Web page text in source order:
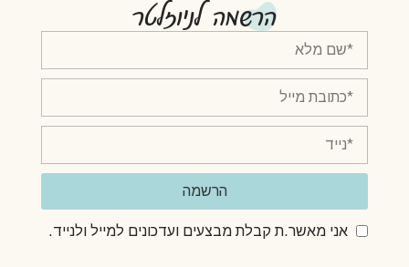
הרשמה לניוזלטר
אני מאשר.ת קבלת מבצעים ועדכונים למייל ולנייד.
הרשמה